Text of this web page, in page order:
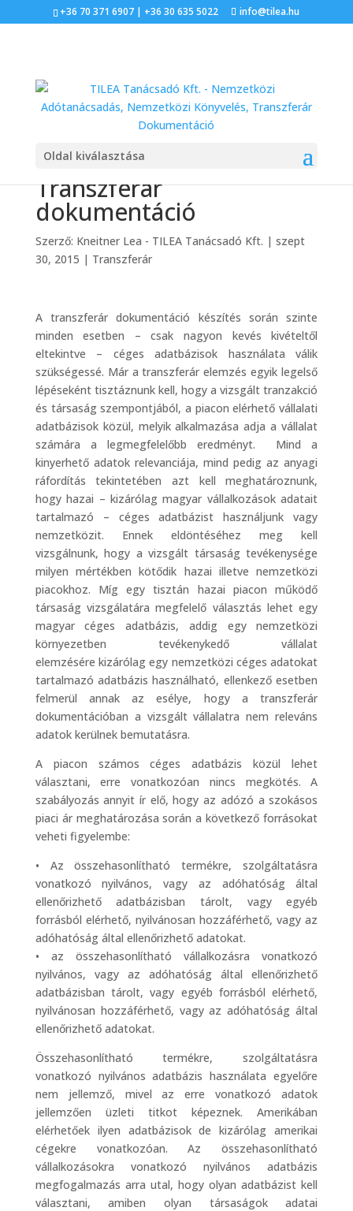
+36 70 371 6907 | +36 30 635 5022 info@tilea.hu
Oldal kiválasztása
Adatbázisok használata –
Transzferár
dokumentáció
Szerző: Kneitner Lea - TILEA Tanácsadó Kft. | szept
30, 2015 | Transzferár
A transzferár dokumentáció készítés során szinte
minden esetben – csak nagyon kevés kivételtől
eltekintve – céges adatbázisok használata válik
szükségessé. Már a transzferár elemzés egyik legelső
lépéseként tisztáznunk kell, hogy a vizsgált tranzakció
és társaság szempontjából, a piacon elérhető vállalati
adatbázisok közül, melyik alkalmazása adja a vállalat
számára a legmegfelelőbb eredményt. Mind a
kinyerhető adatok relevanciája, mind pedig az anyagi
ráfordítás tekintetében azt kell meghatároznunk,
hogy hazai – kizárólag magyar vállalkozások adatait
tartalmazó – céges adatbázist használjunk vagy
nemzetközit. Ennek eldöntéséhez meg kell
vizsgálnunk, hogy a vizsgált társaság tevékenysége
milyen mértékben kötődik hazai illetve nemzetközi
piacokhoz. Míg egy tisztán hazai piacon működő
társaság vizsgálatára megfelelő választás lehet egy
magyar céges adatbázis, addig egy nemzetközi
környezetben tevékenykedő vállalat
elemzésére kizárólag egy nemzetközi céges adatokat
tartalmazó adatbázis használható, ellenkező esetben
felmerül annak az esélye, hogy a transzferár
dokumentációban a vizsgált vállalatra nem releváns
adatok kerülnek bemutatásra.
A piacon számos céges adatbázis közül lehet
választani, erre vonatkozóan nincs megkötés. A
szabályozás annyit ír elő, hogy az adózó a szokásos
piaci ár meghatározása során a következő forrásokat
veheti figyelembe:
• Az összehasonlítható termékre, szolgáltatásra
vonatkozó nyilvános, vagy az adóhatóság által
ellenőrizhető adatbázisban tárolt, vagy egyéb
forrásból elérhető, nyilvánosan hozzáférhető, vagy az
adóhatóság által ellenőrizhető adatokat.
• az összehasonlítható vállalkozásra vonatkozó
nyilvános, vagy az adóhatóság által ellenőrizhető
adatbázisban tárolt, vagy egyéb forrásból elérhető,
nyilvánosan hozzáférhető, vagy az adóhatóság által
ellenőrizhető adatokat.
Összehasonlítható termékre, szolgáltatásra
vonatkozó nyilvános adatbázis használata egyelőre
nem jellemző, mivel az erre vonatkozó adatok
jellemzően üzleti titkot képeznek. Amerikában
elérhetőek ilyen adatbázisok de kizárólag amerikai
cégekre vonatkozóan. Az összehasonlítható
vállalkozásokra vonatkozó nyilvános adatbázis
megfogalmazás arra utal, hogy olyan adatbázist kell
választani, amiben olyan társaságok adatai